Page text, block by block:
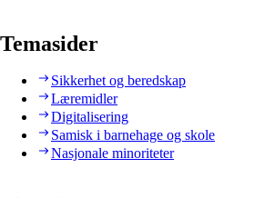
Temasider
Sikkerhet og beredskap
Læremidler
Digitalisering
Samisk i barnehage og skole
Nasjonale minoriteter